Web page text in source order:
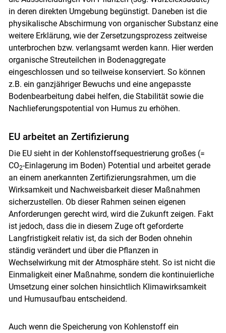
in deren direkten Umgebung begünstigt. Daneben ist die
physikalische Abschirmung von organischer Substanz eine
weitere Erklärung, wie der Zersetzungsprozess zeitweise
unterbrochen bzw. verlangsamt werden kann. Hier werden
organische Streuteilchen in Bodenaggregate
eingeschlossen und so teilweise konserviert. So können
z.B. ein ganzjähriger Bewuchs und eine angepasste
Bodenbearbeitung dabei helfen, die Stabilität sowie die
Nachlieferungspotential von Humus zu erhöhen.
EU arbeitet an Zertifizierung
Die EU sieht in der Kohlenstoffsequestrierung großes (=
CO2-Einlagerung im Boden) Potential und arbeitet gerade
an einem anerkannten Zertifizierungsrahmen, um die
Wirksamkeit und Nachweisbarkeit dieser Maßnahmen
sicherzustellen. Ob dieser Rahmen seinen eigenen
Anforderungen gerecht wird, wird die Zukunft zeigen. Fakt
ist jedoch, dass die in diesem Zuge oft geforderte
Langfristigkeit relativ ist, da sich der Boden ohnehin
ständig verändert und über die Pflanzen in
Wechselwirkung mit der Atmosphäre steht. So ist nicht die
Einmaligkeit einer Maßnahme, sondern die kontinuierliche
Umsetzung einer solchen hinsichtlich Klimawirksamkeit
und Humusaufbau entscheidend.
Auch wenn die Speicherung von Kohlenstoff ein